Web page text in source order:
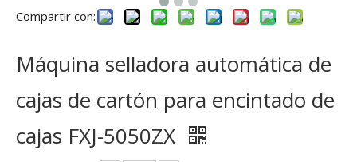
Compartir con:
Máquina selladora automática de
cajas de cartón para encintado de
cajas FXJ-5050ZX